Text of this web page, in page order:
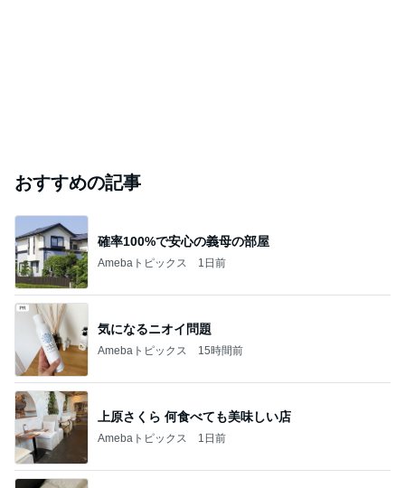
おすすめの記事
確率100%で安心の義母の部屋
Amebaトピックス 1日前
気になるニオイ問題
Amebaトピックス 15時間前
上原さくら 何食べても美味しい店
Amebaトピックス 1日前